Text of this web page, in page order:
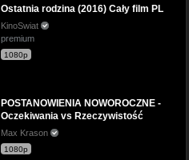
Ostatnia rodzina (2016) Cały film PL
KinoSwiat
premium
1080p
POSTANOWIENIA NOWOROCZNE -
Oczekiwania vs Rzeczywistość
Max Krason
1080p